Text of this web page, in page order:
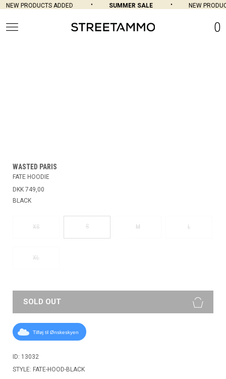
NEW PRODUCTS ADDED SUMMER SALE NEW
0
WASTED PARIS
FATE HOODIE
DKK 749,00
BLACK
XS S M L
XL
SOLD OUT
Tilføj til Ønskeskyen
ID: 13032
STYLE: FATE-HOOD-BLACK